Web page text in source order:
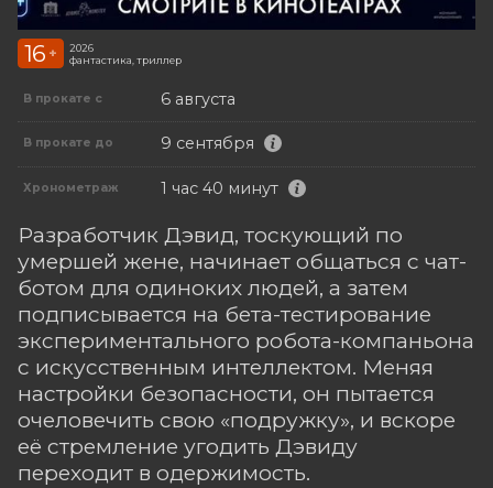
16 +
2026
фантастика, триллер
В прокате с 6 августа
В прокате до 9 сентября
Хронометраж 1 час 40 минут
Разработчик Дэвид, тоскующий по
умершей жене, начинает общаться с чат-
ботом для одиноких людей, а затем
подписывается на бета-тестирование
экспериментального робота-компаньона
с искусственным интеллектом. Меняя
настройки безопасности, он пытается
очеловечить свою «подружку», и вскоре
её стремление угодить Дэвиду
переходит в одержимость.